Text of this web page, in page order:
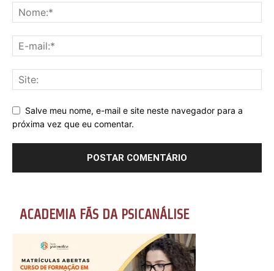
Salve meu nome, e-mail e site neste navegador para a
próxima vez que eu comentar.
ACADEMIA FÃS DA PSICANÁLISE